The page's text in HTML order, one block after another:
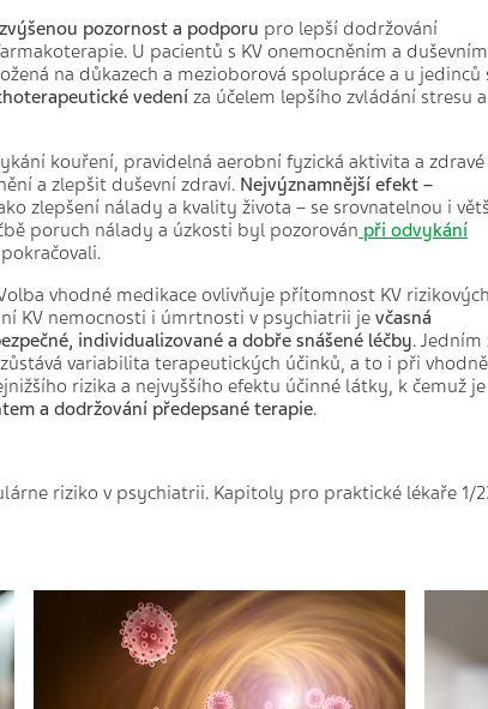
zvýšenou pozornost a podporu pro lepší dodržování
U pacientů s KV onemocněním a
na důkazech a mezioborová spolupráce a u jedinců
vedení za účelem lepšího zvládání stresu a
kouření, pravidelná aerobní fyzická aktivita a zdravé
a zlepšit duševní zdraví. Nejvýznamnější efekt –
zlepšení nálady a kvality života – se srovnatelnou i
poruch nálady a úzkosti byl pozorován při odvykání
vhodné medikace ovlivňuje přítomnost KV
KV nemocnosti i úmrtnosti v psychiatrii je včasná
individualizované a dobře snášené léčby. Jedním
zůstává variabilita terapeutických účinků, a to i při vhodně
rizika a nejvyššího efektu účinné látky, k čemuž je
a dodržování předepsané terapie.
riziko v psychiatrii. Kapitoly pro praktické lékaře 1/